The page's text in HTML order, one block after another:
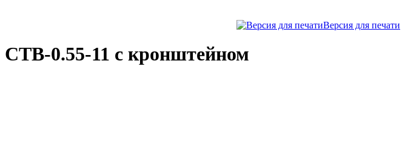
Версия для печати
0.55-11 с кронштейном